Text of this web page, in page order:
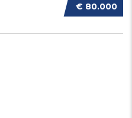
€ 80.000